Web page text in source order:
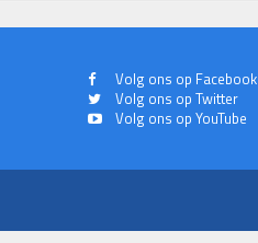
Volg ons op Facebook
Volg ons op Twitter
Volg ons op YouTube